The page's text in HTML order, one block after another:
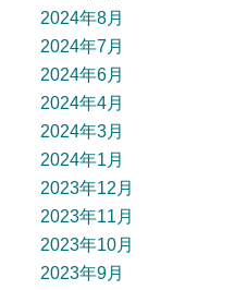
2024年8月
2024年7月
2024年6月
2024年4月
2024年3月
2024年1月
2023年12月
2023年11月
2023年10月
2023年9月